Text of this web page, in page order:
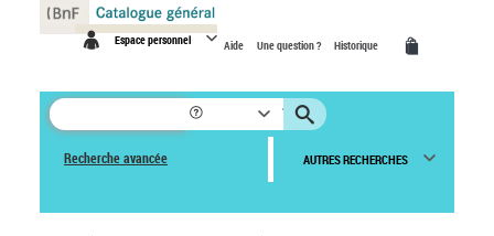
Espace personnel Aide Une question ? Historique
Recherche avancée AUTRES RECHERCHES
Panneau de gestion des cookies